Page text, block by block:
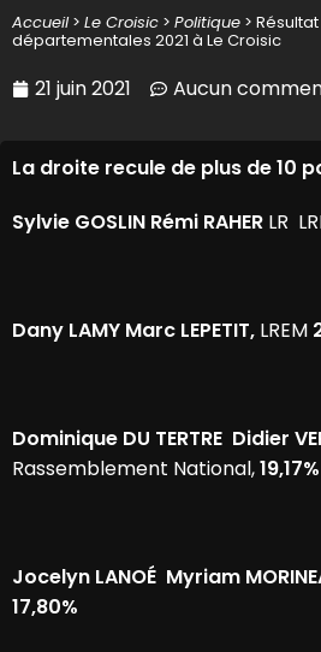
Accueil> Le Croisic > Politique >
départementales 2021 à Le Croisic
21 juin 2021 Aucun
La droite recule de plus de 10
Sylvie GOSLIN Rémi RAHER LR
Dany LAMY Marc LEPETIT, LREM
Dominique DU TERTRE Didier
Rassemblement National,19,17%
Jocelyn LANOÉ Myriam
17,80%